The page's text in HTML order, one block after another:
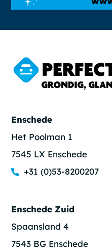
Enschede
Het Poolman 1
7545 LX Enschede
+31 (0)53-8200207
Enschede Zuid
Spaansland 4
7543 BG Enschede